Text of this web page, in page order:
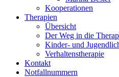
Kooperationen
Therapien
Übersicht
Der Weg in die
Kinder- und
Verhaltenstherapie
Kontakt
Notfallnummern